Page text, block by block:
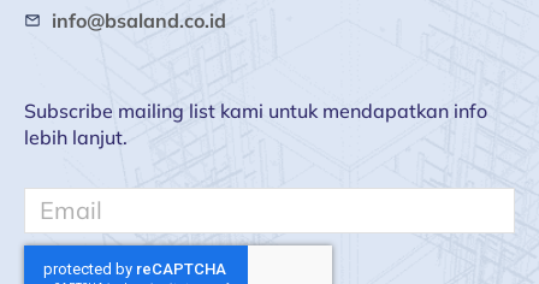
info@bsaland.co.id
Subscribe mailing list kami untuk mendapatkan info
lebih lanjut.
Email